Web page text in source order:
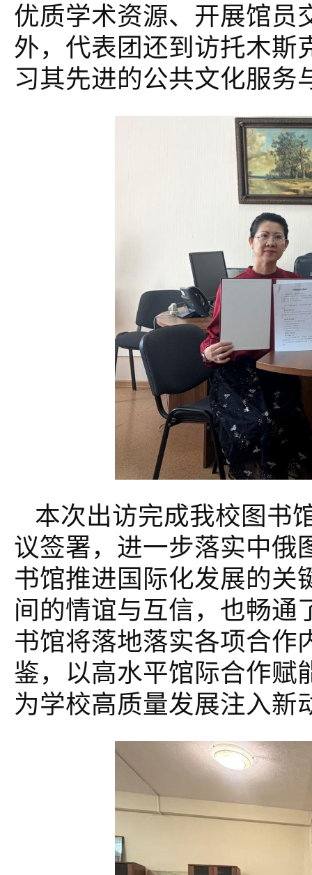
优质学术资源、开展馆员
外，代表团还到访托木斯
习其先进的公共文化服务
本次出访完成我校图书
议签署，进一步落实中俄
书馆推进国际化发展的关
间的情谊与互信，也畅通
书馆将落地落实各项合作
鉴，以高水平馆际合作赋
为学校高质量发展注入新